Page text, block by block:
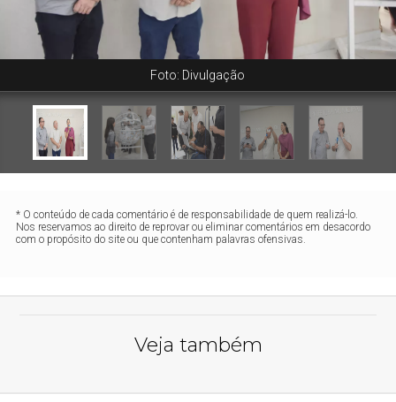
Foto: Divulgação
* O conteúdo de cada comentário é de responsabilidade de quem realizá-lo.
Nos reservamos ao direito de reprovar ou eliminar comentários em desacordo
com o propósito do site ou que contenham palavras ofensivas.
Veja também